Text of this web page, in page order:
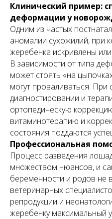
Клинический пример:
деформации у
Одним из частых
аномалии сухожилий, при
жеребенка искривлены
В зависимости от типа
может стоять «на
могут проваливаться.
диагностировании и
ортопедическую
витаминотерапию и
состояния поддаются
Профессиональная
Процесс разведения
множеством нюансов, и
беременности и родов не
ветеринарных
репродукции и
жеребенку максимальный